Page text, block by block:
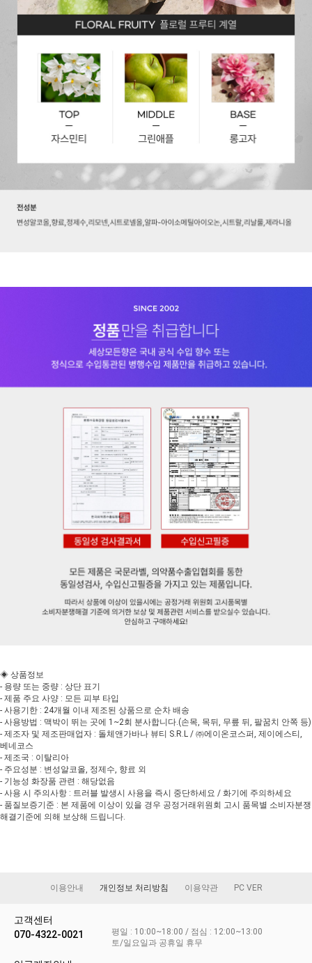
◈ 상품정보
- 용량 또는 중량 : 상단 표기
- 제품 주요 사양 : 모든 피부 타입
- 사용기한 : 24개월 이내 제조된 상품으로 순차 배송
- 사용방법 : 맥박이 뛰는 곳에 1~2회 분사합니다.(손목, 목뒤, 무릎 뒤, 팔꿈치 안쪽 등)
- 제조자 및 제조판매업자 : 돌체앤가바나 뷰티 S.R.L / ㈜에이온코스퍼, 제이에스티,
베네코스
- 제조국 : 이탈리아
- 주요성분 : 변성알코올, 정제수, 향료 외
- 기능성 화장품 관련 : 해당없음
- 사용 시 주의사항 : 트러블 발생시 사용을 즉시 중단하세요 / 화기에 주의하세요
- 품질보증기준 : 본 제품에 이상이 있을 경우 공정거래위원회 고시 품목별 소비자분쟁
해결기준에 의해 보상해 드립니다.
이용안내 개인정보 처리방침 이용약관 PC VER
고객센터
070-4322-0021
평일 : 10:00~18:00 / 점심 : 12:00~13:00
토/일요일과 공휴일 휴무